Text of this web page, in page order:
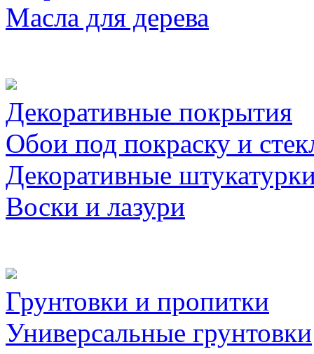
Масла для дерева
Декоративные покрытия
Обои под покраску и
Декоративные
Воски и лазури
Грунтовки и пропитки
Универсальные грунтовки